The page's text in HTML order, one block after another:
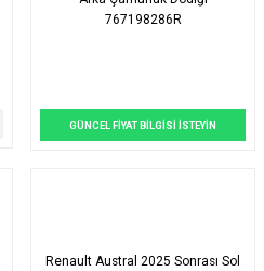
767198286R
GÜNCEL FİYAT BİLGİSİ İSTEYİN
Renault Austral 2025 Sonrası Sol